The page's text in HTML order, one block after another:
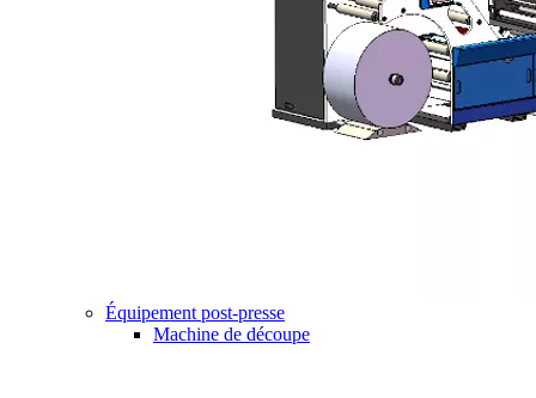
Équipement post-presse
Machine de découpe